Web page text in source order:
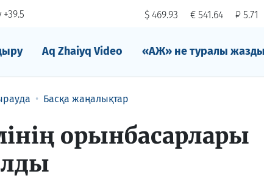
$ 469.93 € 541.64 ₽ 5.71
Aq Zhaiyq Video «АЖ» не туралы жазды
Басқа жаңалықтар
орынбасарлары